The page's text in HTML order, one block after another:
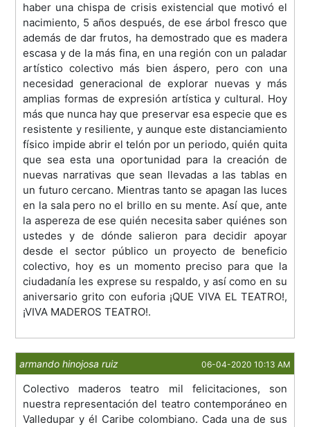
haber una chispa de crisis existencial que motivó el
nacimiento, 5 años después, de ese árbol fresco que
además de dar frutos, ha demostrado que es madera
escasa y de la más fina, en una región con un paladar
artístico colectivo más bien áspero, pero con una
necesidad generacional de explorar nuevas y más
amplias formas de expresión artística y cultural. Hoy
más que nunca hay que preservar esa especie que es
resistente y resiliente, y aunque este distanciamiento
físico impide abrir el telón por un periodo, quién quita
que sea esta una oportunidad para la creación de
nuevas narrativas que sean llevadas a las tablas en
un futuro cercano. Mientras tanto se apagan las luces
en la sala pero no el brillo en su mente. Así que, ante
la aspereza de ese quién necesita saber quiénes son
ustedes y de dónde salieron para decidir apoyar
desde el sector público un proyecto de beneficio
colectivo, hoy es un momento preciso para que la
ciudadanía les exprese su respaldo, y así como en su
aniversario grito con euforia ¡QUE VIVA EL TEATRO!,
¡VIVA MADEROS TEATRO!.
armando hinojosa ruiz 06-04-2020 10:13 AM
Colectivo maderos teatro mil felicitaciones, son
nuestra representación del teatro contemporáneo en
Valledupar y él Caribe colombiano. Cada una de sus